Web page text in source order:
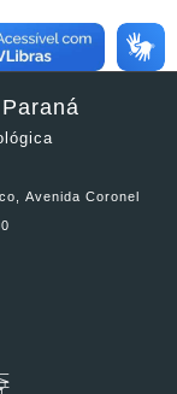
Avenida Coronel